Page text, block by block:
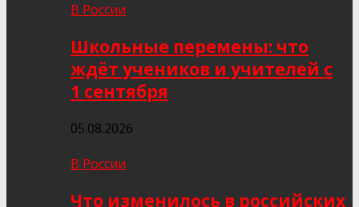
В России
Школьные перемены: что
ждёт учеников и учителей с
1 сентября
05.08.2026
В России
Что изменилось в российских